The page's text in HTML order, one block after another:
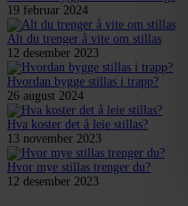
19 februar 2024
Alt du trenger å vite om stillas
12 desember 2023
Hvordan bygge stillas i trapp?
26 august 2024
Hva koster det å leie stillas?
13 november 2023
Hvor mye stillas trenger du?
12 desember 2023